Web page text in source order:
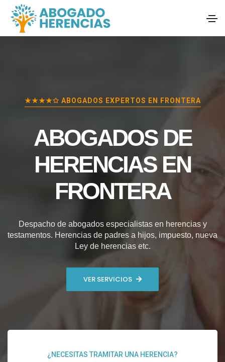
★★★★✩ ABOGADOS EXPERTOS EN FRONTERA
ABOGADOS DE
HERENCIAS EN
FRONTERA
Despacho de abogados especialistas en herencias y
testamentos. Herencias de padres a hijos, impuesto, nueva
Ley de herencias etc.
VER SERVICIOS
¿NECESITAS TRAMITAR UNA HERENCIA?